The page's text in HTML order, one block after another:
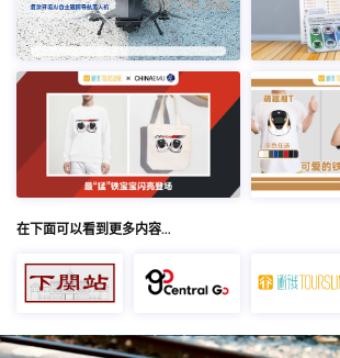
在下面可以看到更多内容…